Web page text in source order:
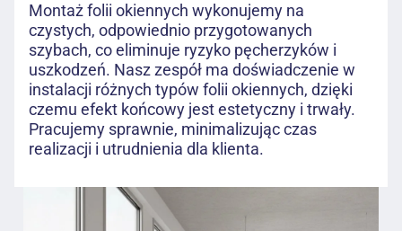
Montaż folii okiennych wykonujemy na
czystych, odpowiednio przygotowanych
szybach, co eliminuje ryzyko pęcherzyków i
uszkodzeń. Nasz zespół ma doświadczenie w
instalacji różnych typów folii okiennych, dzięki
czemu efekt końcowy jest estetyczny i trwały.
Pracujemy sprawnie, minimalizując czas
realizacji i utrudnienia dla klienta.